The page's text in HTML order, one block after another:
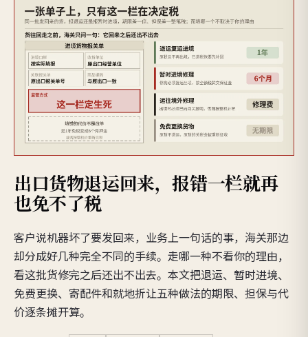
出口货物退运回来，报错一栏就再
也免不了税
客户说机器坏了要发回来，业务上一句话的事，海关那边
却分成好几种完全不同的手续。走哪一种不看你的理由，
看这批货修完之后还出不出去。本文把退运、暂时进境、
免费更换、寄配件和就地折让五种做法的期限、担保与代
价逐条摊开算。